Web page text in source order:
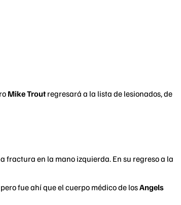
Mike Trout regresará a la lista de lesionados, de
fractura en la mano izquierda. En su regreso a la
fue ahí que el cuerpo médico de losAngels